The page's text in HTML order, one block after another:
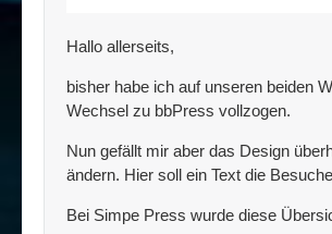
Hallo allerseits,
bisher habe ich auf unseren beiden
Wechsel zu bbPress vollzogen.
Nun gefällt mir aber das Design
ändern. Hier soll ein Text die
Bei Simpe Press wurde diese